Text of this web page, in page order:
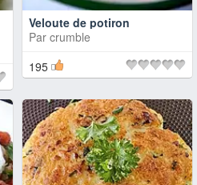
Veloute de potiron
Par crumble
195